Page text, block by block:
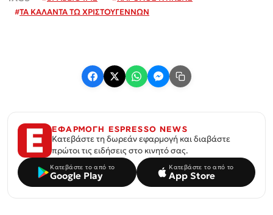
#ΤΑ ΚΑΛΑΝΤΑ ΤΩ ΧΡΙΣΤΟΥΓΕΝΝΩΝ
ΕΦΑΡΜΟΓΗ ESPRESSO NEWS
Κατεβάστε τη δωρεάν εφαρμογή και διαβάστε
πρώτοι τις ειδήσεις στο κινητό σας.
Κατεβάστε το από το
Google Play
Κατεβάστε το από το
App Store